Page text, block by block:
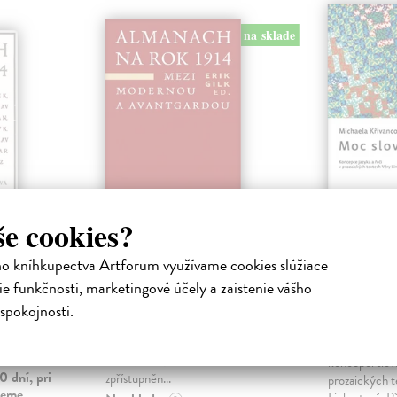
cookies?
kníhkupectva Artforum využívame cookies slúžiace
funkčnosti, marketingové účely a zaistenie vášho
na
(1913).
dní, pri
na sklade
Almanach na rok
1914. Mezi
modernou a
avantgardou
zpřístupněn...
řeči v
Křivancová
koncepci
prozaických